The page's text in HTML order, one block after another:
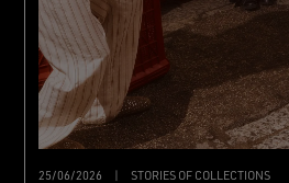
25/06/2026 STORIES OF COLLECTIONS